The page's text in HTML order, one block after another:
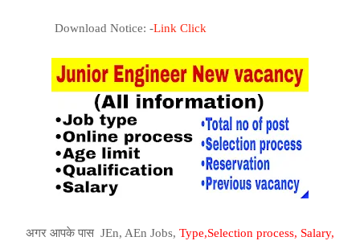
Download Notice: -Link Click
अगर आपके पास JEn, AEn Jobs, Type,Selection process, Salary,